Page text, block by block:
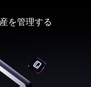
を管理する